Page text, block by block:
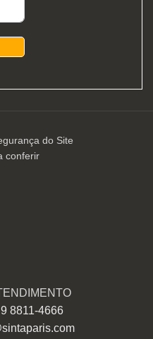
do Site
conferir
8811-4666